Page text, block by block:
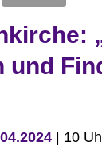
und
| 10